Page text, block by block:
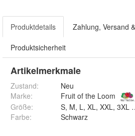
Produktdetails Zahlung, Versand
Produktsicherheit
Artikelmerkmale
Zustand:
Neu
Marke:
Fruit of the Loom
Größe:
Farbe: Schwarz